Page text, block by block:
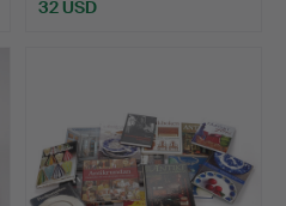
32 USD